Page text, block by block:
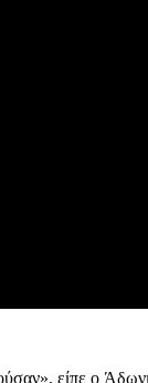
είπε ο